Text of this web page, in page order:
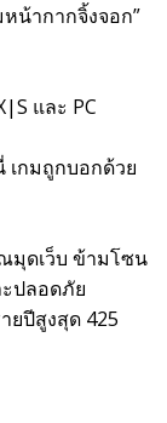
น้ากากจิ้งจอก”
และ PC
เกมถูกบอกด้วย
มุดเว็บ ข้ามโซน
ปลอดภัย
ยปีสูงสุด 425